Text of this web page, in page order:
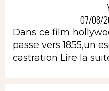
07/08/
Dans ce film
passe vers 1855,un
castration Lire la